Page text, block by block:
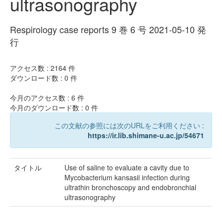
Respirology case reports 9 巻 6 号 2021-05-10 発
行
アクセス数 : 2164 件
ダウンロード数 : 0 件
今月のアクセス数 : 6 件
今月のダウンロード数 : 0 件
この文献の参照には次のURLをご利用ください :
https://ir.lib.shimane-u.ac.jp/54671
タイトル
Use of saline to evaluate a cavity due to
Mycobacterium kansasii infection during
ultrathin bronchoscopy and endobronchial
ultrasonography